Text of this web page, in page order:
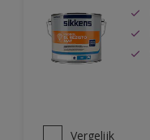
Vergelijk